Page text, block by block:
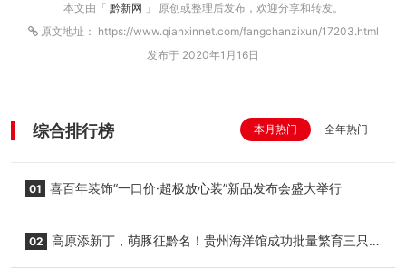
本文由「 黔新网 」 原创或整理后发布，欢迎分享和转发。
原文地址： https://www.qianxinnet.com/fangchanzixun/17203.html
发布于 2020年1月16日
综合排行榜 本月热门 全年热门
01 喜百年装饰“一口价·超极放心装”新品发布会盛大举行
02 高原添新丁，萌豚征黔名！贵州海洋馆成功批量繁育三只